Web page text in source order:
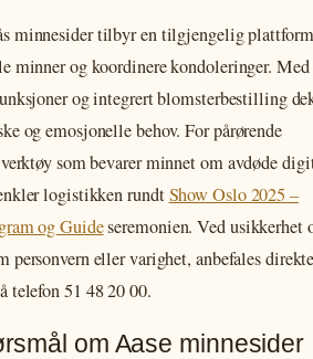
minnesider tilbyr en tilgjengelig
minner og koordinere kondoleringer. Med
og integrert blomsterbestilling
og emosjonelle behov. For pårørende
som bevarer minnet om avdøde
logistikken rundtShow Oslo 2025 –
og Guideseremonien. Ved usikkerhet
personvern eller varighet, anbefales
telefon 51 48 20 00.
om Aase minnesider